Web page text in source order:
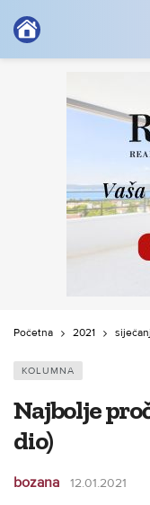
Početna 2021 siječanj
KOLUMNA
Najbolje
dio)
bozana 12.01.2021